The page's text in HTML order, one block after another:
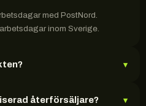
med PostNord.
inom Sverige.
▾
återförsäljare? ▾